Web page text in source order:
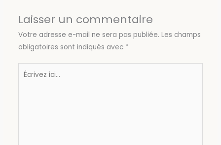
Laisser un commentaire
Votre adresse e-mail ne sera pas publiée. Les champs
obligatoires sont indiqués avec *
Écrivez